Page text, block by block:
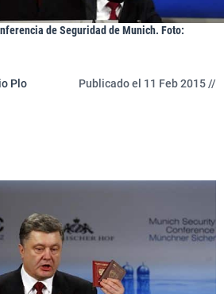
de Seguridad de Munich. Foto:
Plo Publicado el 11 Feb 2015 //